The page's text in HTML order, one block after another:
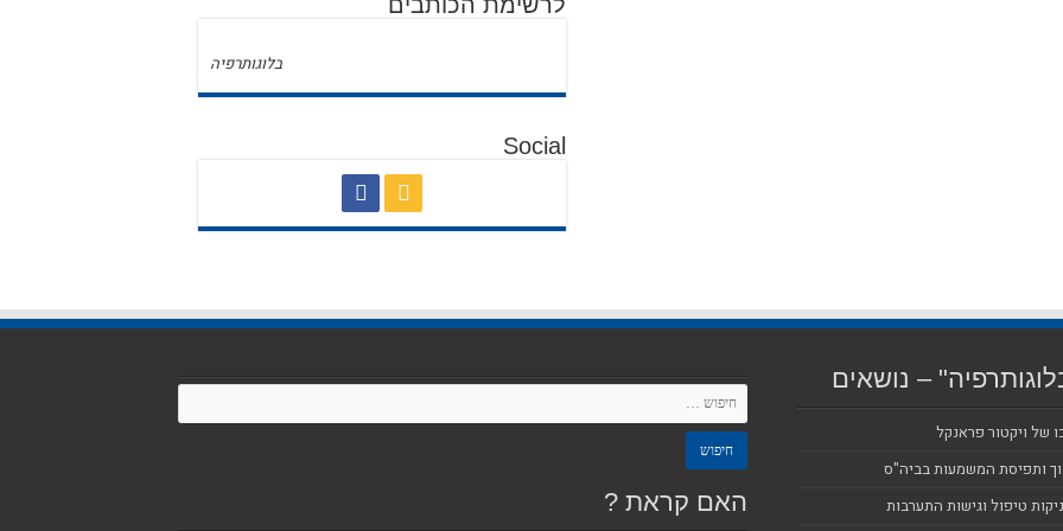
בלוגותרפיה
Social
– נושאים
של ויקטור פראנקל
ותפיסת המשמעות בביה"ס
טיפול וגישות התערבות
האם קראת ?